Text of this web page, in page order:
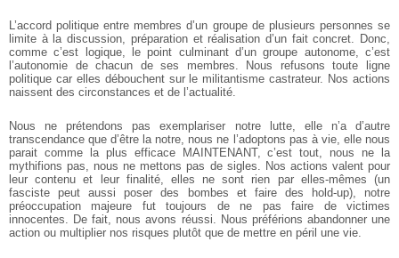
L’accord politique entre membres d’un groupe de plusieurs personnes se
limite à la discussion, préparation et réalisation d’un fait concret. Donc,
comme c’est logique, le point culminant d’un groupe autonome, c’est
l’autonomie de chacun de ses membres. Nous refusons toute ligne
politique car elles débouchent sur le militantisme castrateur. Nos actions
naissent des circonstances et de l’actualité.
Nous ne prétendons pas exemplariser notre lutte, elle n’a d’autre
transcendance que d’être la notre, nous ne l’adoptons pas à vie, elle nous
parait comme la plus efficace MAINTENANT, c’est tout, nous ne la
mythifions pas, nous ne mettons pas de sigles. Nos actions valent pour
leur contenu et leur finalité, elles ne sont rien par elles-mêmes (un
fasciste peut aussi poser des bombes et faire des hold-up), notre
préoccupation majeure fut toujours de ne pas faire de victimes
innocentes. De fait, nous avons réussi. Nous préférions abandonner une
action ou multiplier nos risques plutôt que de mettre en péril une vie.